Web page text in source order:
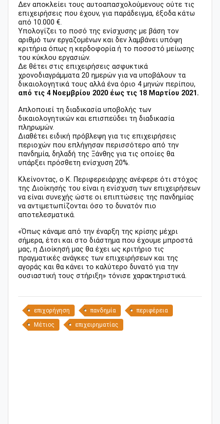
Δεν αποκλείει τους αυτοαπασχολούμενους ούτε τις
επιχειρήσεις που έχουν, για παράδειγμα, έξοδα κάτω
από 10.000 €.
Υπολογίζει το ποσό της ενίσχυσης με βάση τον
αριθμό των εργαζομένων και δεν λαμβάνει υπόψη
κριτήρια όπως η κερδοφορία ή το ποσοστό μείωσης
του κύκλου εργασιών.
Δε θέτει στις επιχειρήσεις ασφυκτικά
χρονοδιαγράμματα 20 ημερών για να υποβάλουν τα
δικαιολογητικά τους αλλά ένα όριο 4 μηνών περίπου,
από τις 4 Νοεμβρίου 2020 έως τις 18 Μαρτίου 2021.
Απλοποιεί τη διαδικασία υποβολής των
δικαιολογητικών και επισπεύδει τη διαδικασία
πληρωμών.
Διαθέτει ειδική πρόβλεψη για τις επιχειρήσεις
περιοχών που επλήγησαν περισσότερο από την
πανδημία, δηλαδή της Ξάνθης για τις οποίες θα
υπάρξει πρόσθετη ενίσχυση 20%.
Κλείνοντας, ο Κ. Περιφερειάρχης ανέφερε ότι στόχος
της Διοίκησής του είναι η ενίσχυση των επιχειρήσεων
να είναι συνεχής ώστε οι επιπτώσεις της πανδημίας
να αντιμετωπίζονται όσο το δυνατόν πιο
αποτελεσματικά.
«Όπως κάναμε από την έναρξη της κρίσης μέχρι
σήμερα, έτσι και στο διάστημα που έχουμε μπροστά
μας, η Διοίκησή μας θα έχει ως κριτήριο τις
πραγματικές ανάγκες των επιχειρήσεων και της
αγοράς και θα κάνει το καλύτερο δυνατό για την
ουσιαστική τους στήριξη» τόνισε χαρακτηριστικά.
επιχορήγηση πανδημία περιφέρεια
Μέτιος επιχειρηματίας